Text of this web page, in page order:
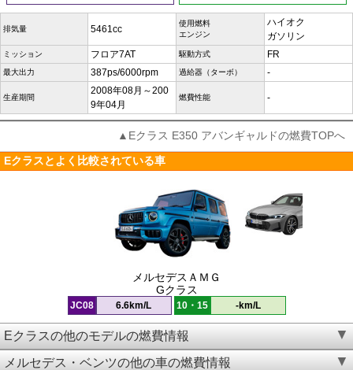
排気量 5461cc
使用燃料
エンジン
ハイオク
ガソリン
ミッション フロア7AT 駆動方式 FR
最大出力 387ps/6000rpm 過給器（ターボ） -
生産期間
2008年08月～200
9年04月
燃費性能 -
▲Eクラス E350 アバンギャルドの燃費TOPへ
Eクラスとよく比較されている車
メルセデスＡＭＧ
Gクラス
JC08 6.6km/L 10・15 -km/L
Eクラスの他のモデルの燃費情報
メルセデス・ベンツの他の車の燃費情報